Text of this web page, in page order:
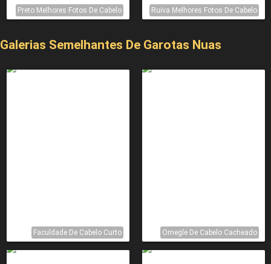
Preto Melhores Fotos De Cabelo Ruiva Melhores Fotos De Cabelo
Galerias Semelhantes De Garotas Nuas
Faculdade De Cabelo Curto Omegle De Cabelo Cacheado